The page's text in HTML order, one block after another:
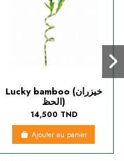
Lucky bamboo (خيزران
الحظ)
14,500 TND
Ajouter au panier